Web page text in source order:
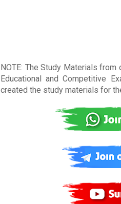
NOTE: The Study Materials
Educational and Competitive
created the study materials for